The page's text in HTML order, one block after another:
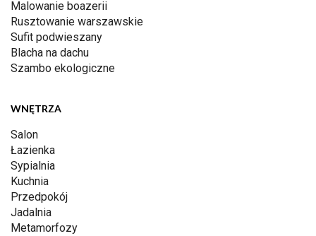
Malowanie boazerii
Rusztowanie warszawskie
Sufit podwieszany
Blacha na dachu
Szambo ekologiczne
WNĘTRZA
Salon
Łazienka
Sypialnia
Kuchnia
Przedpokój
Jadalnia
Metamorfozy